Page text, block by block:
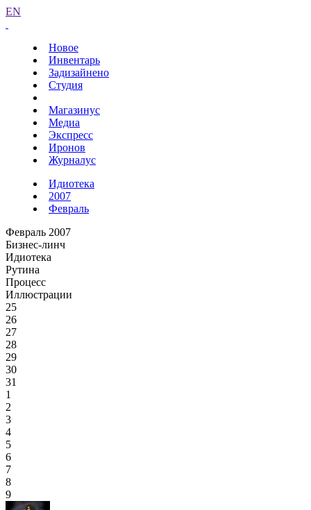
EN
Новое
Инвентарь
Задизайнено
Студия
Магазинус
Медиа
Экспресс
Иронов
Журналус
Идиотека
2007
Февраль
Февраль 2007
Бизнес-линч
Идиотека
Рутина
Процесс
Иллюстрации
25
26
27
28
29
30
31
1
2
3
4
5
6
7
8
9